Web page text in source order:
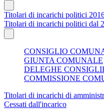
Titolari di incarichi politici
Titolari di incarichi politici dal
CONSIGLIO
GIUNTA COMUNALE
DELEGHE
COMMISSIONE
Titolari di incarichi di
Cessati dall'incarico